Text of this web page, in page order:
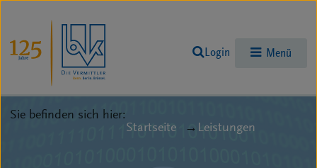
Login Menü
Sie befinden sich hier:
Startseite
Leistungen